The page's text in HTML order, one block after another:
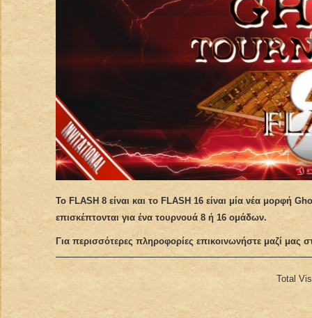
Το FLASH 8 είναι και το FLASH 16 είναι μία νέα μορφή
επισκέπτονται για ένα τουρνουά 8 ή 16 ομάδων.
Για περισσότερες πληροφορίες επικοινωνήστε μαζί
Total